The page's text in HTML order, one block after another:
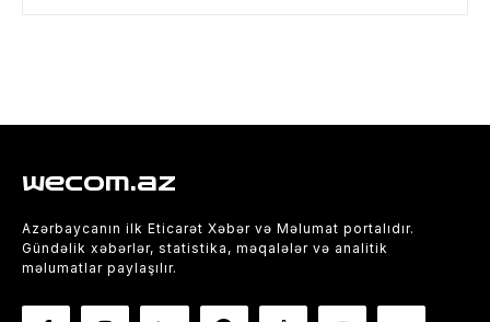
wecom.az
Azərbaycanın ilk Eticarət Xəbər və Məlumat portalıdır.
Gündəlik xəbərlər, statistika, məqalələr və analitik
məlumatlar paylaşılır.